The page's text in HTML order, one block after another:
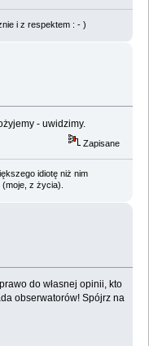
i z respektem : - )
- uwidzimy.
Zapisane
idiotę niż nim
z życia).
do własnej opinii, kto
obserwatorów! Spójrz na